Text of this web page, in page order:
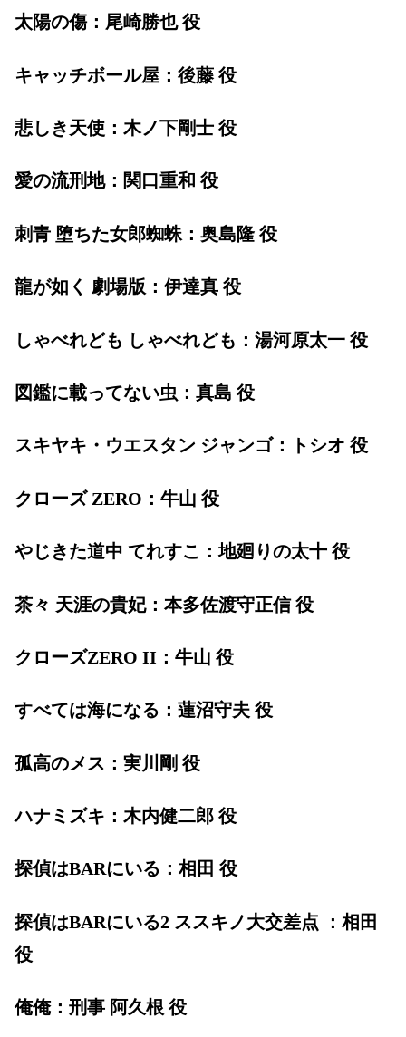
太陽の傷：尾崎勝也 役
キャッチボール屋：後藤 役
悲しき天使：木ノ下剛士 役
愛の流刑地：関口重和 役
刺青 堕ちた女郎蜘蛛：奥島隆 役
龍が如く 劇場版：伊達真 役
しゃべれども しゃべれども：湯河原太一 役
図鑑に載ってない虫：真島 役
スキヤキ・ウエスタン ジャンゴ：トシオ 役
クローズ ZERO：牛山 役
やじきた道中 てれすこ：地廻りの太十 役
茶々 天涯の貴妃：本多佐渡守正信 役
クローズZERO II：牛山 役
すべては海になる：蓮沼守夫 役
孤高のメス：実川剛 役
ハナミズキ：木内健二郎 役
探偵はBARにいる：相田 役
探偵はBARにいる2 ススキノ大交差点 ：相田
役
俺俺：刑事 阿久根 役